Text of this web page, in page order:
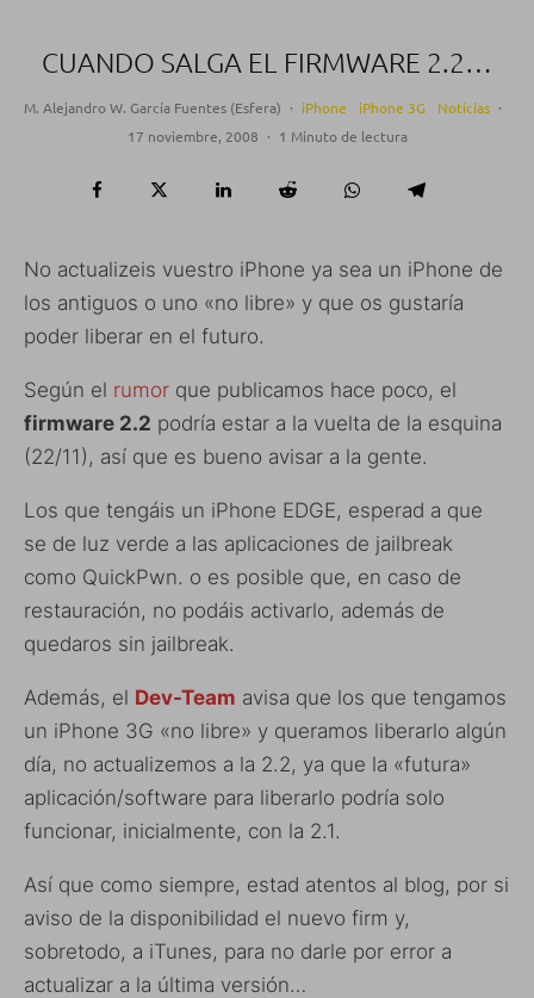
CUANDO SALGA EL FIRMWARE 2.2…
M. Alejandro W. García Fuentes (Esfera) · iPhone iPhone 3G Noticias ·
17 noviembre, 2008 · 1 Minuto de lectura
No actualizeis vuestro iPhone ya sea un iPhone de
los antiguos o uno «no libre» y que os gustaría
poder liberar en el futuro.
Según el rumor que publicamos hace poco, el
firmware 2.2 podría estar a la vuelta de la esquina
(22/11), así que es bueno avisar a la gente.
Los que tengáis un iPhone EDGE, esperad a que
se de luz verde a las aplicaciones de jailbreak
como QuickPwn. o es posible que, en caso de
restauración, no podáis activarlo, además de
quedaros sin jailbreak.
Además, el Dev-Team avisa que los que tengamos
un iPhone 3G «no libre» y queramos liberarlo algún
día, no actualizemos a la 2.2, ya que la «futura»
aplicación/software para liberarlo podría solo
funcionar, inicialmente, con la 2.1.
Así que como siempre, estad atentos al blog, por si
aviso de la disponibilidad el nuevo firm y,
sobretodo, a iTunes, para no darle por error a
actualizar a la última versión…